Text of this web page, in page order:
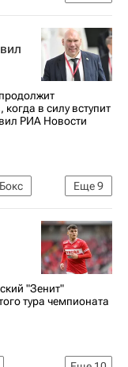
в силу вступит
РИА Новости
Еще9
Бокс
"Зенит"
тура чемпионата